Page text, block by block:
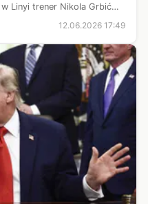
Linyi trener Nikola Grbić
12.06.2026 17:49